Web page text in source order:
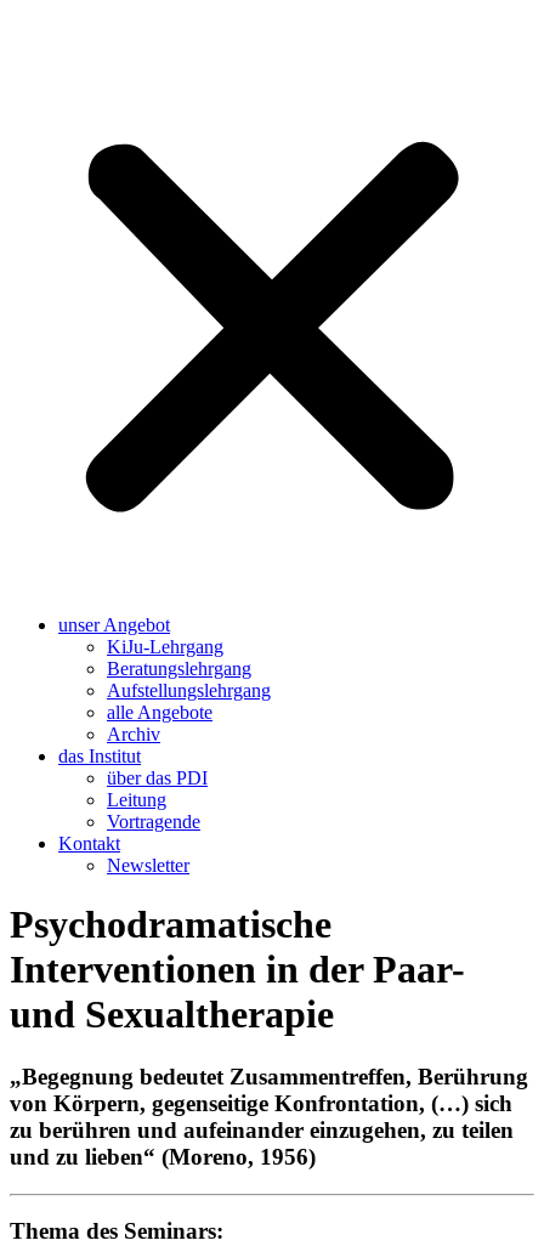
unser Angebot
KiJu-Lehrgang
Beratungslehrgang
Aufstellungslehrgang
alle Angebote
Archiv
das Institut
über das PDI
Leitung
Vortragende
Kontakt
Newsletter
Psychodramatische
Interventionen in der Paar-
und Sexualtherapie
„Begegnung bedeutet Zusammentreffen, Berührung
von Körpern, gegenseitige Konfrontation, (…) sich
zu berühren und aufeinander einzugehen, zu teilen
und zu lieben“ (Moreno, 1956)
Thema des Seminars: